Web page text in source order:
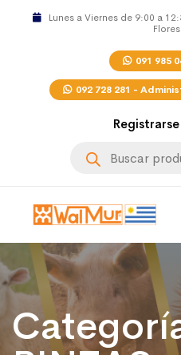
Lunes a Viernes de 9:00 a
091 985
092 728 281 -
Registrarse